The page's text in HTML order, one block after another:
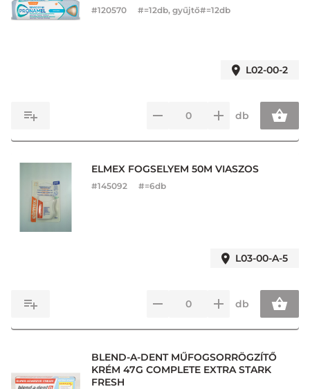
#120570 #=12db, gyűjtő#=12db
L02-00-2
db
ELMEX FOGSELYEM 50M VIASZOS
#145092 #=6db
L03-00-A-5
db
BLEND-A-DENT MŰFOGSORRÖGZÍTŐ
KRÉM 47G COMPLETE EXTRA STARK
FRESH